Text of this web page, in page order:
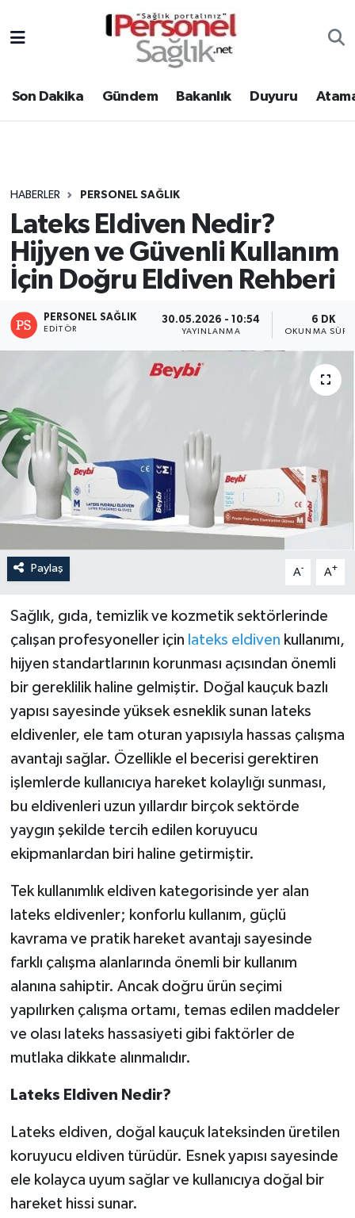
Son Dakika Gündem Bakanlık Duyuru
HABERLER PERSONEL SAĞLIK
Lateks Eldiven Nedir?
Hijyen ve Güvenli Kullanım
İçin Doğru Eldiven Rehberi
PERSONEL SAĞLIK
EDITÖR
30.05.2026 - 10:54
YAYINLANMA
6 DK
OKUNMA
Paylaş A- A+
Sağlık, gıda, temizlik ve kozmetik sektörlerinde
çalışan profesyoneller için lateks eldiven kullanımı,
hijyen standartlarının korunması açısından önemli
bir gereklilik haline gelmiştir. Doğal kauçuk bazlı
yapısı sayesinde yüksek esneklik sunan lateks
eldivenler, ele tam oturan yapısıyla hassas çalışma
avantajı sağlar. Özellikle el becerisi gerektiren
işlemlerde kullanıcıya hareket kolaylığı sunması,
bu eldivenleri uzun yıllardır birçok sektörde
yaygın şekilde tercih edilen koruyucu
ekipmanlardan biri haline getirmiştir.
Tek kullanımlık eldiven kategorisinde yer alan
lateks eldivenler; konforlu kullanım, güçlü
kavrama ve pratik hareket avantajı sayesinde
farklı çalışma alanlarında önemli bir kullanım
alanına sahiptir. Ancak doğru ürün seçimi
yapılırken çalışma ortamı, temas edilen maddeler
ve olası lateks hassasiyeti gibi faktörler de
mutlaka dikkate alınmalıdır.
Lateks Eldiven Nedir?
Lateks eldiven, doğal kauçuk lateksinden üretilen
koruyucu eldiven türüdür. Esnek yapısı sayesinde
ele kolayca uyum sağlar ve kullanıcıya doğal bir
hareket hissi sunar.
Gündem
Atamalar
Mevzuat
Nöbetçi Eczaneler
Hava Durumu
Tüm Manşetler
Son Dakika Haberleri